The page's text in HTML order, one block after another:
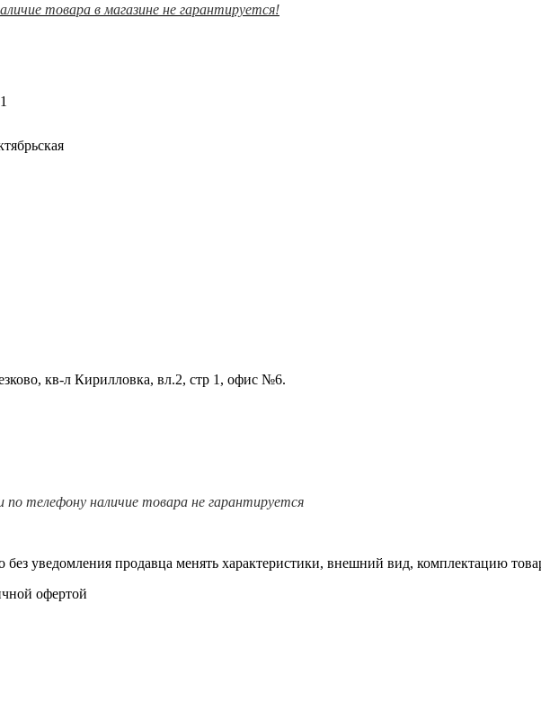
товара в магазине не гарантируется!
кв-л Кирилловка, вл.2, стр 1, офис №6.
по телефону наличие товара не гарантируется
без уведомления продавца менять характеристики, внешний вид, комплектацию
офертой